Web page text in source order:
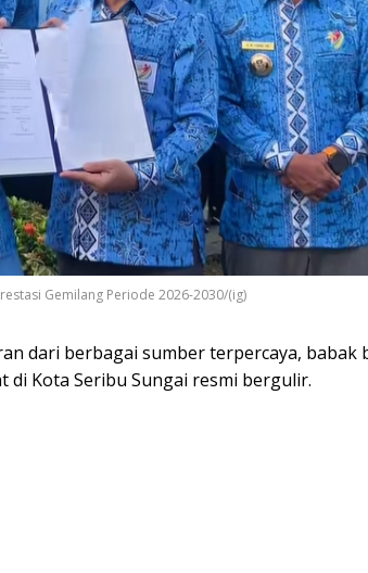
Gemilang Periode 2026-2030/(ig)
dari berbagai sumber terpercaya, babak
di Kota Seribu Sungai resmi bergulir.